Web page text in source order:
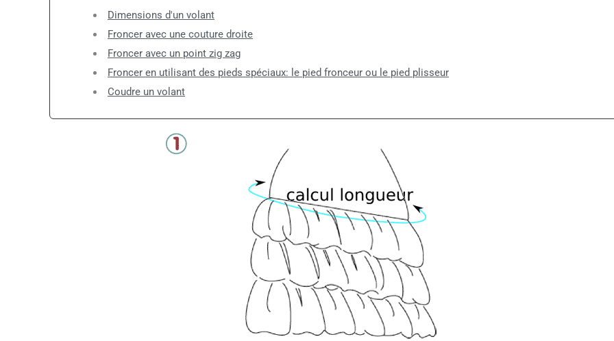
Dimensions d'un volant
Froncer avec une couture droite
Froncer avec un point zig zag
Froncer en utilisant des pieds spéciaux: le pied fronceur ou le pied plisseur
Coudre un volant